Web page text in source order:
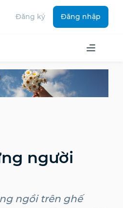
Đăng ký Đăng nhập
người
ngồi trên ghế